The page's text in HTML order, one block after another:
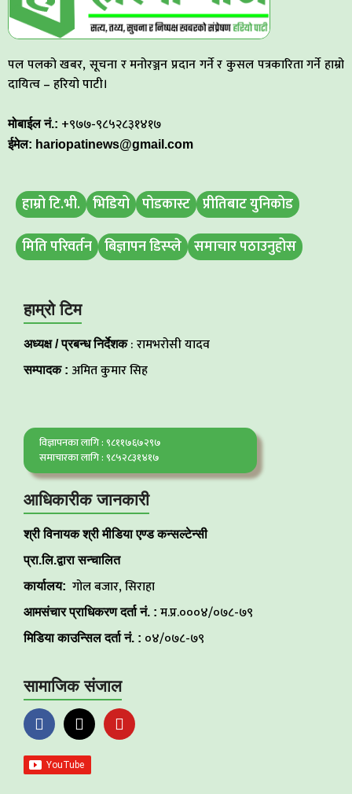
पल पलको खबर, सूचना र मनोरञ्जन प्रदान गर्ने र कुसल पत्रकारिता गर्ने हाम्रो
दायित्व – हरियो पाटी।
मोबाईल नं.: +९७७-९८५२८३१४१७
ईमेल: hariopatinews@gmail.com
हाम्रो टि.भी. भिडियो पोडकास्ट प्रीतिबाट युनिकोड
मिति परिवर्तन बिज्ञापन डिस्प्ले समाचार पठाउनुहोस
हाम्रो टिम
अध्यक्ष / प्रबन्ध निर्देशक: रामभरोसी यादव
सम्पादक : अमित कुमार सिह
विज्ञापनका लागि : ९८११७६७२९७
समाचारका लागि : ९८५२८३१४१७
आधिकारीक जानकारी
श्री विनायक श्री मीडिया एण्ड कन्सल्टेन्सी
प्रा.लि.द्वारा सन्चालित
कार्यालय: गोल बजार, सिराहा
आमसंचार प्राधिकरण दर्ता नं. : म.प्र.०००४/०७८-७९
मिडिया काउन्सिल दर्ता नं. : ०४/०७८-७९
सामाजिक संजाल